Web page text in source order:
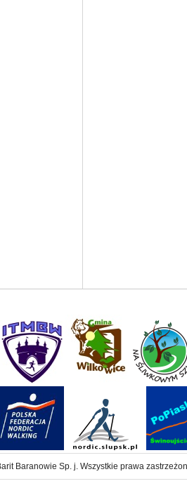
Baranowie Sp. j. Wszystkie prawa